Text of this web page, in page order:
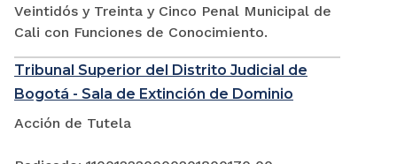
Veintidós y Treinta y Cinco Penal Municipal de
Cali con Funciones de Conocimiento.
Tribunal Superior del Distrito Judicial de
Bogotá - Sala de Extinción de Dominio
Acción de Tutela